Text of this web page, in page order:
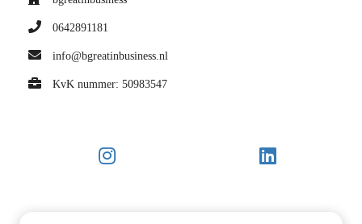
0642891181
info@bgreatinbusiness.nl
KvK nummer: 50983547